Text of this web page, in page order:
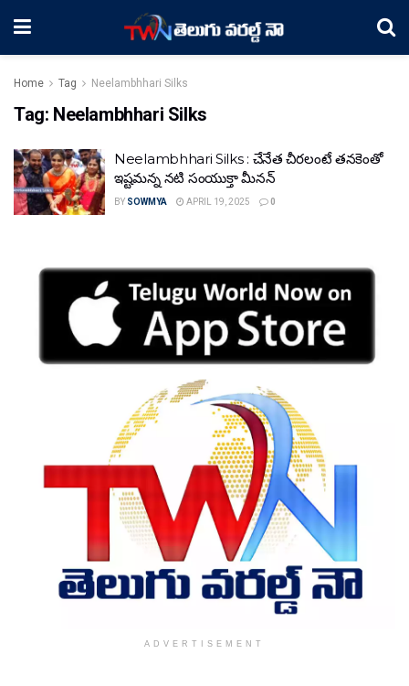
Home Tag Neelambhhari Silks
Tag: Neelambhhari Silks
Neelambhhari Silks : చేనేత చీరలంటే తనకెంతో
ఇష్టమన్న నటి సంయుక్తా మీనన్‌
BY SOWMYA APRIL 19, 2025 0
ADVERTISEMENT